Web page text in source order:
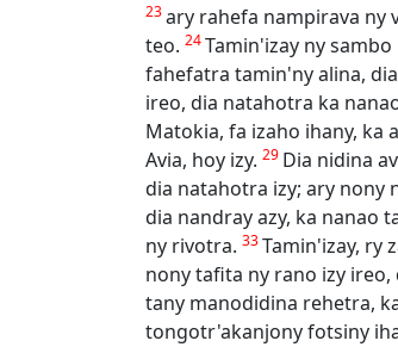
23ary rahefa nampirava ny
teo. 24Tamin'izay ny
fahefatra tamin'ny alina,
ireo, dia natahotra ka
Matokia, fa izaho ihany, ka
Avia, hoy izy. 29 Dia nidina
dia natahotra izy; ary nony
dia nandray azy, ka nanao
ny rivotra. 33Tamin'izay, ry
nony tafita ny rano izy
tany manodidina rehetra,
tongotr'akanjony fotsiny